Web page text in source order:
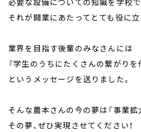
それが開業にあたってとても役に立
業界を目指す後輩のみなさんには
『学生のうちにたくさんの繋がりを
というメッセージを送りました。
そんな農本さんの今の夢は『事業拡
その夢、ぜひ実現させてください！